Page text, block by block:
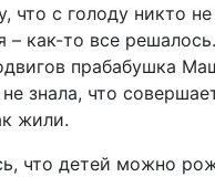
что с голоду никто
– как-то все
прабабушка
знала, что
жили.
что детей можно